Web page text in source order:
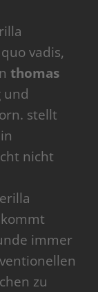
vadis,
thomas
und
stellt
nicht
immer
zu